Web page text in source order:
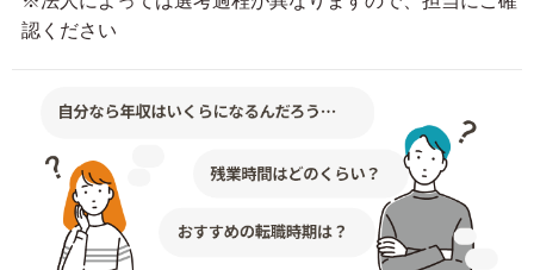
認ください